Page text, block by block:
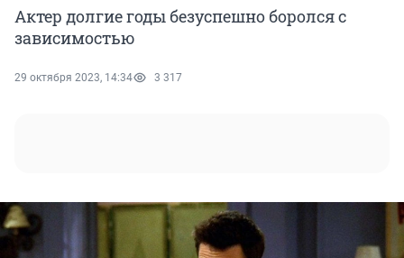
Актер долгие годы безуспешно боролся с
зависимостью
29 октября 2023, 14:34 3 317